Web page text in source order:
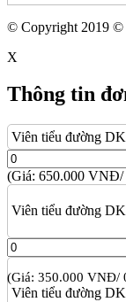
© Copyright 2019 ©
X
Thông tin
Viên tiểu đường
(Giá: 650.000 VNĐ/
Viên tiểu đường
(Giá: 350.000 VNĐ/
Viên tiểu đường